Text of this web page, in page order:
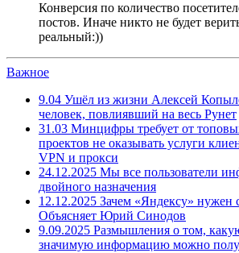
Конверсия по количество
постов. Иначе никто не будет
реальный:))
Важное
9.04 Ушёл из жизни Алексей
человек, повлиявший на весь Рунет
31.03 Минцифры требует от
проектов не оказывать услуги
VPN и прокси
24.12.2025 Мы все пользователи
двойного назначения
12.12.2025 Зачем «Яндексу» нужен
Объясняет Юрий Синодов
9.09.2025 Размышления о том,
значимую информацию можно